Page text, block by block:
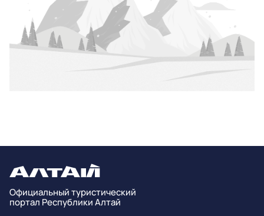
Официальный туристический
портал Республики Алтай